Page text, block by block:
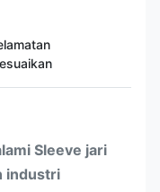
Sleeve jari
industri